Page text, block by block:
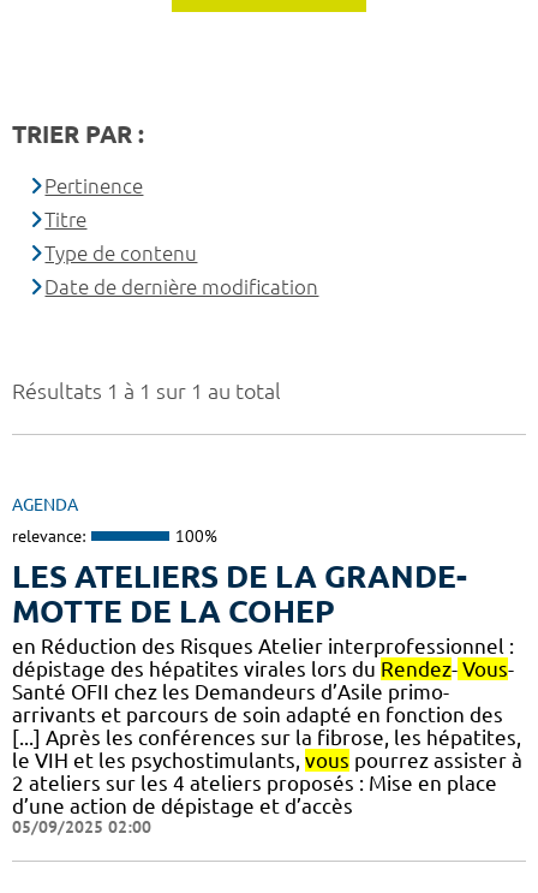
Résultats 1 à 1 sur 1 au total
AGENDA
relevance: 100%
LES ATELIERS DE LA GRANDE-
MOTTE DE LA COHEP
en Réduction des Risques Atelier interprofessionnel :
dépistage des hépatites virales lors du Rendez- Vous-
Santé OFII chez les Demandeurs d’Asile primo-
arrivants et parcours de soin adapté en fonction des
[...] Après les conférences sur la fibrose, les hépatites,
le VIH et les psychostimulants, vous pourrez assister à
2 ateliers sur les 4 ateliers proposés : Mise en place
d’une action de dépistage et d’accès
05/09/2025 02:00
TRIER PAR :
Pertinence
Titre
Type de contenu
Date de dernière modification